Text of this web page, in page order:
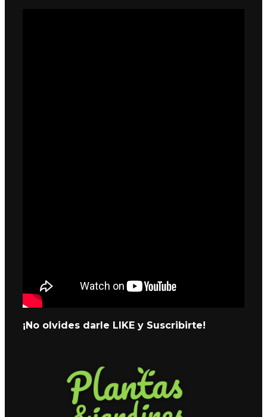
¡No olvides darle LIKE y Suscribirte!